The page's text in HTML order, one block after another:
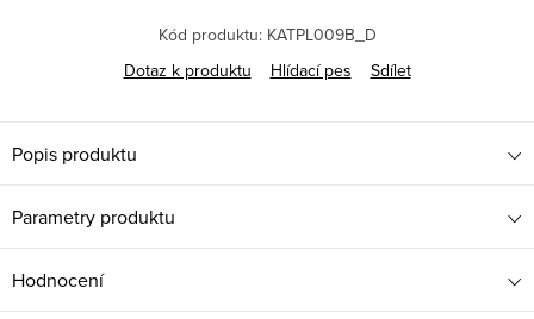
Kód produktu: KATPL009B_D
Dotaz k produktu
Hlídací pes Sdílet
Popis produktu
Parametry produktu
Hodnocení